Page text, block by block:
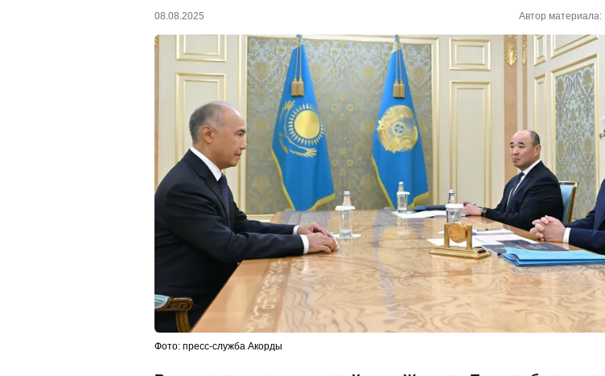
08.08.2025 Автор материала:
Фото: пресс-служба Акорды